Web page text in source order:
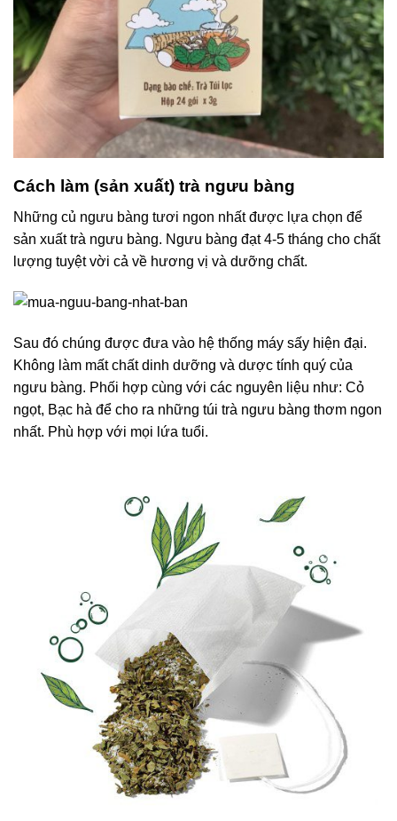
Cách làm (sản xuất) trà ngưu bàng
Những củ ngưu bàng tươi ngon nhất được lựa chọn để
sản xuất trà ngưu bàng. Ngưu bàng đạt 4-5 tháng cho chất
lượng tuyệt vời cả về hương vị và dưỡng chất.
Sau đó chúng được đưa vào hệ thống máy sấy hiện đại.
Không làm mất chất dinh dưỡng và dược tính quý của
ngưu bàng. Phối hợp cùng với các nguyên liệu như: Cỏ
ngọt, Bạc hà để cho ra những túi trà ngưu bàng thơm ngon
nhất. Phù hợp với mọi lứa tuổi.